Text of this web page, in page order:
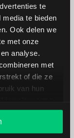
te
te bieden
Ook delen we
met onze
analyse.
met
of die ze
van hun